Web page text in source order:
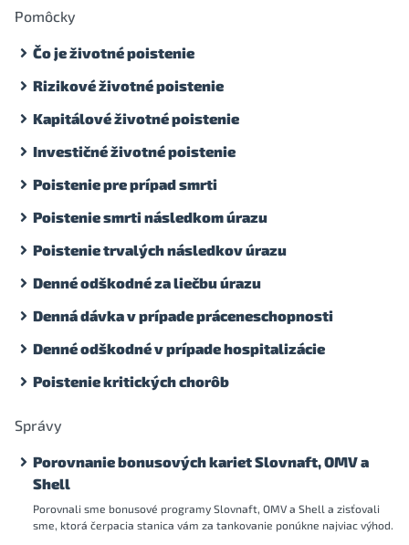
Pomôcky
Čo je životné poistenie
Rizikové životné poistenie
Kapitálové životné poistenie
Investičné životné poistenie
Poistenie pre prípad smrti
Poistenie smrti následkom úrazu
Poistenie trvalých následkov úrazu
Denné odškodné za liečbu úrazu
Denná dávka v prípade práceneschopnosti
Denné odškodné v prípade hospitalizácie
Poistenie kritických chorôb
Správy
Porovnanie bonusových kariet Slovnaft, OMV a
Shell
Porovnali sme bonusové programy Slovnaft, OMV a Shell a zisťovali
sme, ktorá čerpacia stanica vám za tankovanie ponúkne najviac výhod.